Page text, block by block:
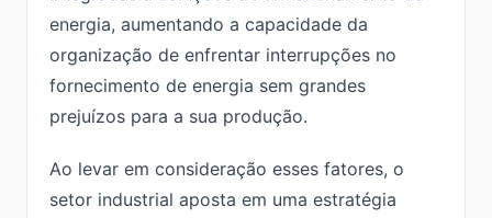
energia, aumentando a capacidade da
organização de enfrentar interrupções no
fornecimento de energia sem grandes
prejuízos para a sua produção.
Ao levar em consideração esses fatores, o
setor industrial aposta em uma estratégia